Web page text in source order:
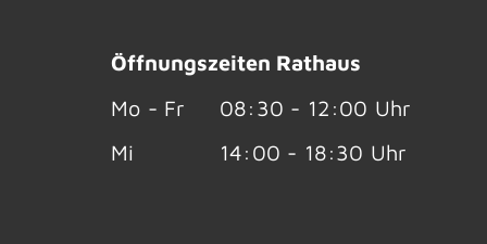
Öffnungszeiten Rathaus
Mo - Fr
08:30 - 12:00 Uhr
Mi
14:00 - 18:30 Uhr